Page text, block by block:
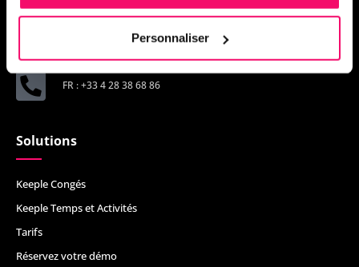
Personnaliser
support@keeple.com
FR : +33 4 28 38 68 86
Solutions
Keeple Congés
Keeple Temps et Activités
Tarifs
Réservez votre démo